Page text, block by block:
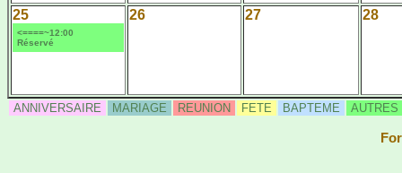
25
<====~12:00
Réservé
26 27 28
ANNIVERSAIRE MARIAGE REUNION FETE BAPTEME AUTRES